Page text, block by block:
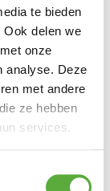
te bieden
delen we
onze
analyse. Deze
met andere
ze hebben
services.
*
Shops